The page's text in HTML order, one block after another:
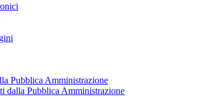
Pubblica Amministrazione
dalla Pubblica Amministrazione